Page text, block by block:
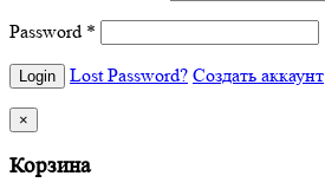
Password *
Lost Password? Создать аккаунт
×
Корзина